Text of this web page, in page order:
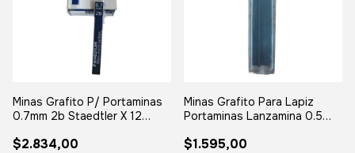
Minas Grafito P/ Portaminas
0.7mm 2b Staedtler X 12
$2.834,00
Minas Grafito Para Lapiz
Portaminas Lanzamina 0.5
$1.595,00